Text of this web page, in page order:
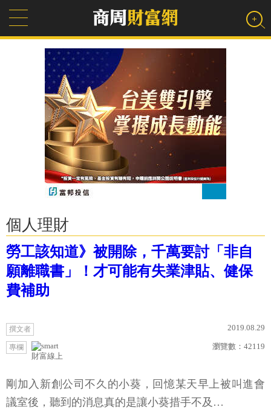
個人理財
勞工該知道》被開除，千萬要討「非自
願離職書」！才可能有失業津貼、健保
費補助
撰文者 2019.08.29
專欄
財富線上
瀏覽數： 42119
剛加入新創公司不久的小葵，回憶某天早上被叫進會
議室後，聽到的消息真的是讓小葵措手不及…